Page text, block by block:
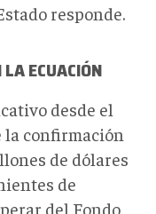
responde.
ECUACIÓN
desde el
confirmación
de dólares
de
del Fondo